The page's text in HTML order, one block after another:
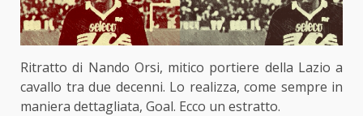
Ritratto di Nando Orsi, mitico portiere della Lazio a
cavallo tra due decenni. Lo realizza, come sempre in
maniera dettagliata, Goal. Ecco un estratto.